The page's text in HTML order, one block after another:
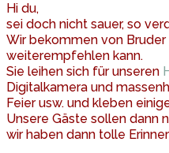
Hi du,
sei doch nicht sauer, so
Wir bekommen von
weiterempfehlen kann.
Sie leihen sich für unseren
Digitalkamera und
Feier usw. und kleben
Unsere Gäste sollen dann
wir haben dann tolle